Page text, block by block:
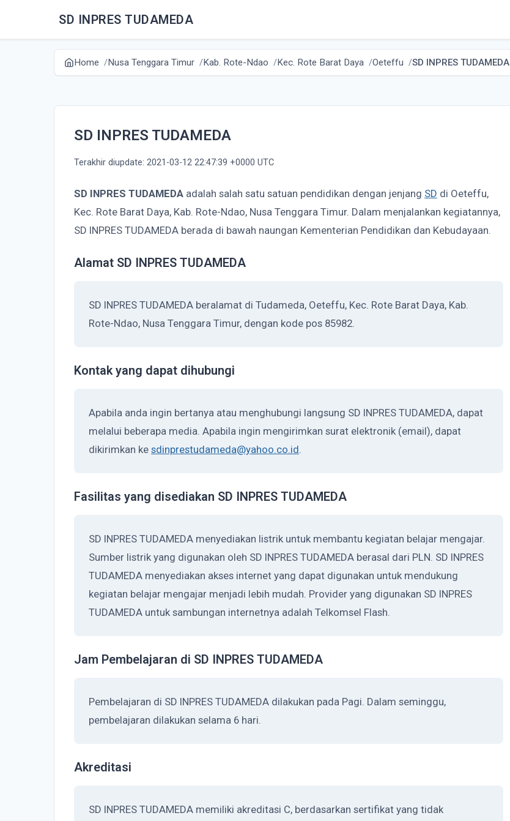
SD INPRES TUDAMEDA
Home Nusa Tenggara Timur Kab. Rote-Ndao Kec. Rote Barat Daya Oeteffu SD INPRES TUDAMEDA
SD INPRES TUDAMEDA
Terakhir diupdate: 2021-03-12 22:47:39 +0000 UTC
SD INPRES TUDAMEDA adalah salah satu satuan pendidikan dengan jenjang SD di Oeteffu,
Kec. Rote Barat Daya, Kab. Rote-Ndao, Nusa Tenggara Timur. Dalam menjalankan kegiatannya,
SD INPRES TUDAMEDA berada di bawah naungan Kementerian Pendidikan dan Kebudayaan.
Alamat SD INPRES TUDAMEDA
SD INPRES TUDAMEDA beralamat di Tudameda, Oeteffu, Kec. Rote Barat Daya, Kab.
Rote-Ndao, Nusa Tenggara Timur, dengan kode pos 85982.
Kontak yang dapat dihubungi
Apabila anda ingin bertanya atau menghubungi langsung SD INPRES TUDAMEDA, dapat
melalui beberapa media. Apabila ingin mengirimkan surat elektronik (email), dapat
dikirimkan ke sdinprestudameda@yahoo.co.id.
Fasilitas yang disediakan SD INPRES TUDAMEDA
SD INPRES TUDAMEDA menyediakan listrik untuk membantu kegiatan belajar mengajar.
Sumber listrik yang digunakan oleh SD INPRES TUDAMEDA berasal dari PLN. SD INPRES
TUDAMEDA menyediakan akses internet yang dapat digunakan untuk mendukung
kegiatan belajar mengajar menjadi lebih mudah. Provider yang digunakan SD INPRES
TUDAMEDA untuk sambungan internetnya adalah Telkomsel Flash.
Jam Pembelajaran di SD INPRES TUDAMEDA
Pembelajaran di SD INPRES TUDAMEDA dilakukan pada Pagi. Dalam seminggu,
pembelajaran dilakukan selama 6 hari.
Akreditasi
SD INPRES TUDAMEDA memiliki akreditasi C, berdasarkan sertifikat yang tidak